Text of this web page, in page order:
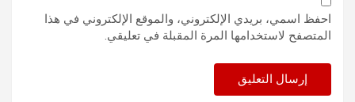
احفظ اسمي، بريدي الإلكتروني، والموقع الإلكتروني في هذا
المتصفح لاستخدامها المرة المقبلة في تعليقي.